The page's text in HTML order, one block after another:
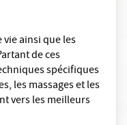
ainsi que les
de ces
spécifiques
les massages et les
vers les meilleurs